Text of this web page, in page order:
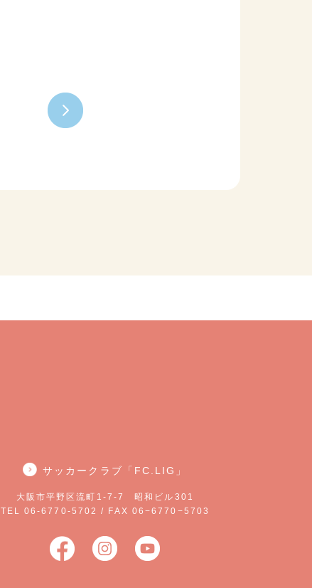
サッカークラブ「FC.LIG」
大阪市平野区流町1-7-7 昭和ビル301
TEL 06-6770-5702 / FAX 06−6770−5703